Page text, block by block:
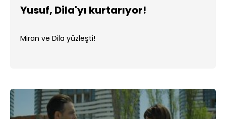
Yusuf, Dila'yı kurtarıyor!
Miran ve Dila yüzleşti!